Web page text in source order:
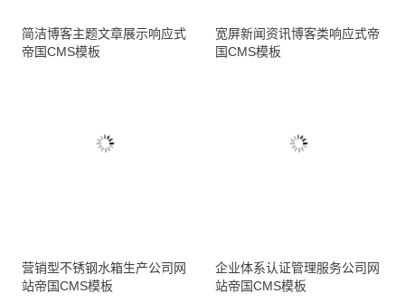
简洁博客主题文章展示响应式
帝国CMS模板
宽屏新闻资讯博客类响应式帝
国CMS模板
营销型不锈钢水箱生产公司网
站帝国CMS模板
企业体系认证管理服务公司网
站帝国CMS模板